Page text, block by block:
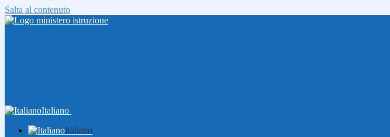
Salta al contenuto
Italiano
Italiano